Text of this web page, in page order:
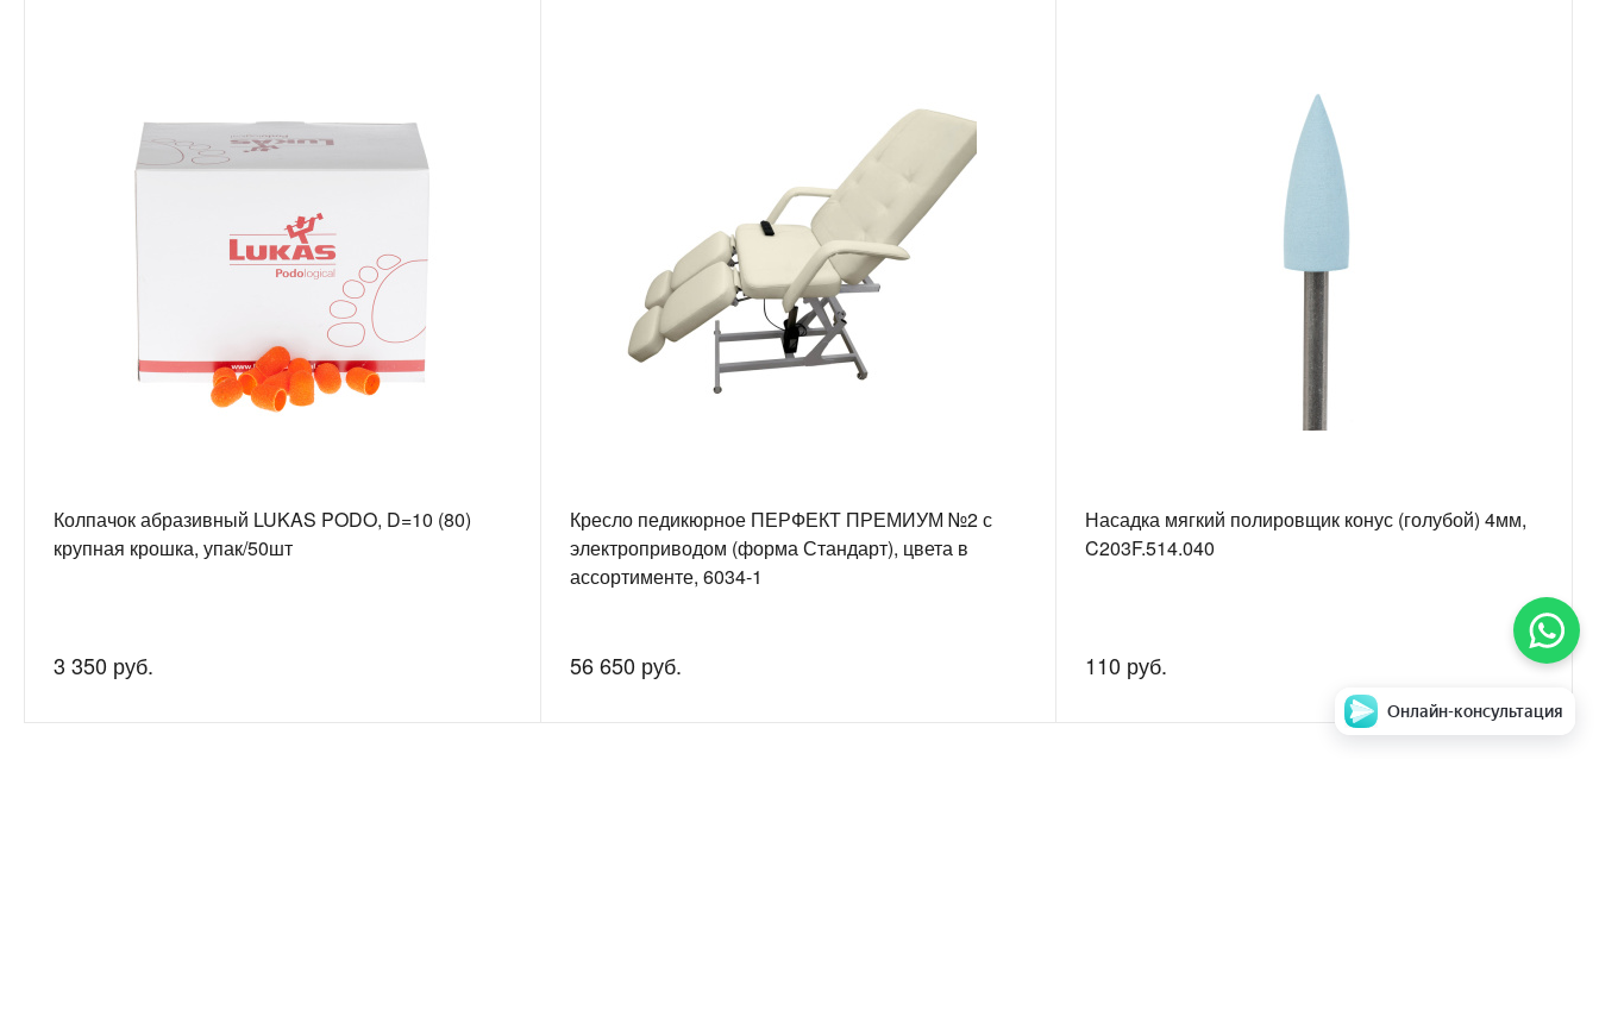
Колпачок абразивный LUKAS PODO, D=10 (80)
крупная крошка, упак/50шт
3 350 руб.
Кресло педикюрное ПЕРФЕКТ ПРЕМИУМ №2 с
электроприводом (форма Стандарт), цвета в
ассортименте, 6034-1
56 650 руб.
Насадка мягкий полировщик конус (голубой) 4мм,
C203F.514.040
110 руб.
Онлайн-консультация